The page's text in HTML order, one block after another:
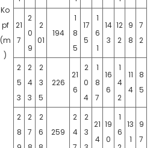
Ko
pf
(m
)
21
7
2
0
9
2
01
194
1
8
5
17
5
1
6
1
14
3
12
2
9
8
7
2
2
5
3
2
4
3
2
3
5
226
21
6
2
0
4
1
8
7
16
6
1
4
2
11
4
8
5
2
8
2
7
2
6
259
2
4
2
3
21
4
19
0
1
6
13
1
9
7